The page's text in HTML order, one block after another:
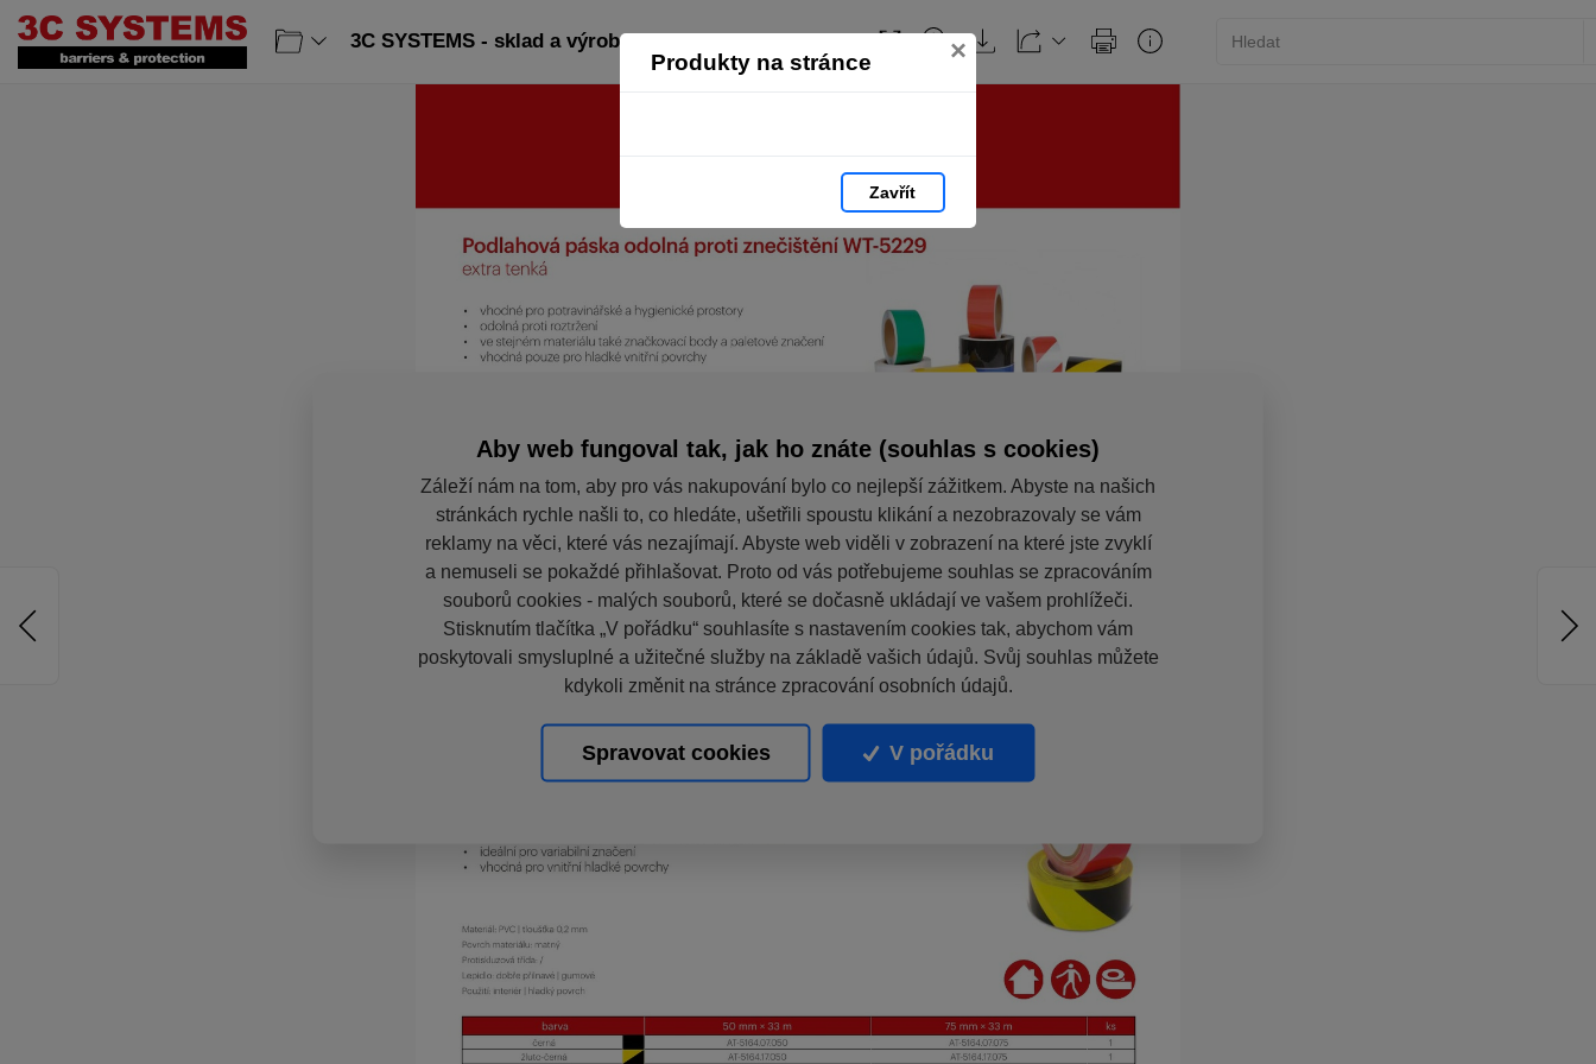
Produkty na stránce ×
Zavřít
3C SYSTEMS - sklad a výroba: strana 57
Aby web fungoval tak, jak ho znáte (souhlas s cookies)
Záleží nám na tom, aby pro vás nakupování bylo co nejlepší zážitkem. Abyste na našich
stránkách rychle našli to, co hledáte, ušetřili spoustu klikání a nezobrazovaly se vám
reklamy na věci, které vás nezajímají. Abyste web viděli v zobrazení na které jste zvyklí
a nemuseli se pokaždé přihlašovat. Proto od vás potřebujeme souhlas se zpracováním
souborů cookies - malých souborů, které se dočasně ukládají ve vašem prohlížeči.
Stisknutím tlačítka „V pořádku“ souhlasíte s nastavením cookies tak, abychom vám
poskytovali smysluplné a užitečné služby na základě vašich údajů. Svůj souhlas můžete
kdykoli změnit na stránce zpracování osobních údajů.
Spravovat cookies V pořádku